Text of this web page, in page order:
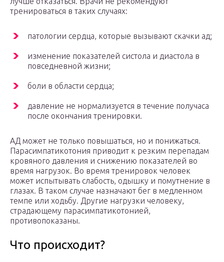
тренироваться в таких случаях:
патологии сердца, которые вызывают скачки ад;
изменение показателей систола и диастола в
повседневной жизни;
боли в области сердца;
давление не нормализуется в течение получаса
после окончания тренировки.
АД может не только повышаться, но и понижаться.
Парасимпатикотония приводит к резким перепадам
кровяного давления и снижению показателей во
время нагрузок. Во время тренировок человек
может испытывать слабость, одышку и помутнение в
глазах. В таком случае назначают бег в медленном
темпе или ходьбу. Другие нагрузки человеку,
страдающему парасимпатикотонией,
противопоказаны.
Что происходит?